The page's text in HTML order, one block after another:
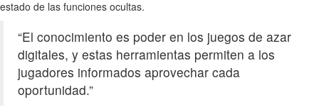
estado de las funciones ocultas.
“El conocimiento es poder en los juegos de azar
digitales, y estas herramientas permiten a los
jugadores informados aprovechar cada
oportunidad.”